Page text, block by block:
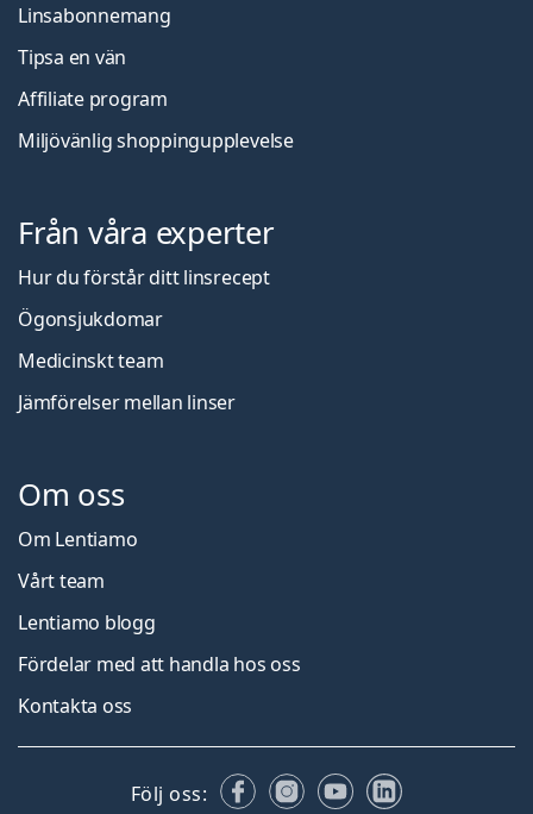
Linsabonnemang
Tipsa en vän
Affiliate program
Miljövänlig shoppingupplevelse
Från våra experter
Hur du förstår ditt linsrecept
Ögonsjukdomar
Medicinskt team
Jämförelser mellan linser
Om oss
Om Lentiamo
Vårt team
Lentiamo blogg
Fördelar med att handla hos oss
Kontakta oss
Följ oss: FacebookInstagram
YouTubeLinkedIn